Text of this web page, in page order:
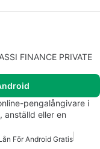
FINANCE PRIVATE
pengalångivare i
anställd eller en
För Android Gratis